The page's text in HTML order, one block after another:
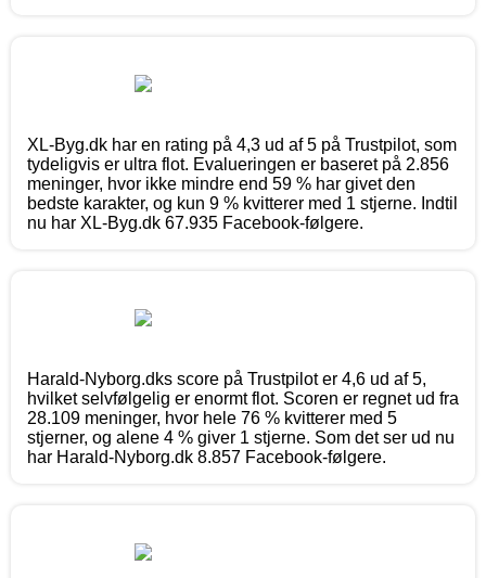
XL-Byg.dk har en rating på 4,3 ud af 5 på Trustpilot, som
tydeligvis er ultra flot. Evalueringen er baseret på 2.856
meninger, hvor ikke mindre end 59 % har givet den
bedste karakter, og kun 9 % kvitterer med 1 stjerne. Indtil
nu har XL-Byg.dk 67.935 Facebook-følgere.
Harald-Nyborg.dks score på Trustpilot er 4,6 ud af 5,
hvilket selvfølgelig er enormt flot. Scoren er regnet ud fra
28.109 meninger, hvor hele 76 % kvitterer med 5
stjerner, og alene 4 % giver 1 stjerne. Som det ser ud nu
har Harald-Nyborg.dk 8.857 Facebook-følgere.